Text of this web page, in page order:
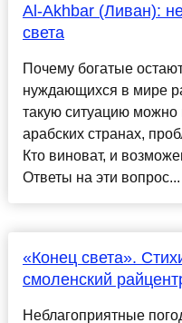
Al-Akhbar (Ливан):
света
Почему богатые
нуждающихся в мире
такую ситуацию можно
арабских странах,
Кто виноват, и
Ответы на эти вопрос...
«Конец света».
смоленский
Неблагоприятные